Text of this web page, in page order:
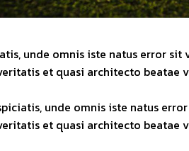
unde omnis iste natus error
et quasi architecto beatae
unde omnis iste natus
et quasi architecto beatae